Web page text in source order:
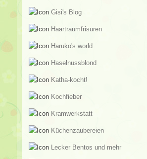
Gisi's Blog
Haartraumfrisuren
Haruko's world
Haselnussblond
Katha-kocht!
Kochfieber
Kramwerkstatt
Küchenzaubereien
Lecker Bentos und mehr